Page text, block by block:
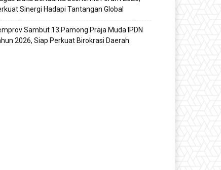
Sinergi Hadapi Tantangan Global
Sambut 13 Pamong Praja Muda IPDN
2026, Siap Perkuat Birokrasi Daerah